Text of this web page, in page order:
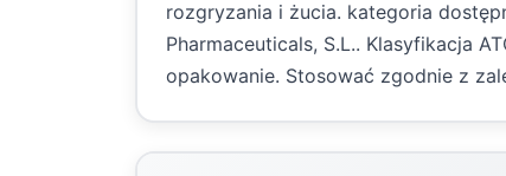
rozgryzania i żucia. kategoria
Pharmaceuticals, S.L.. Klasyfikacja
opakowanie. Stosować zgodnie z